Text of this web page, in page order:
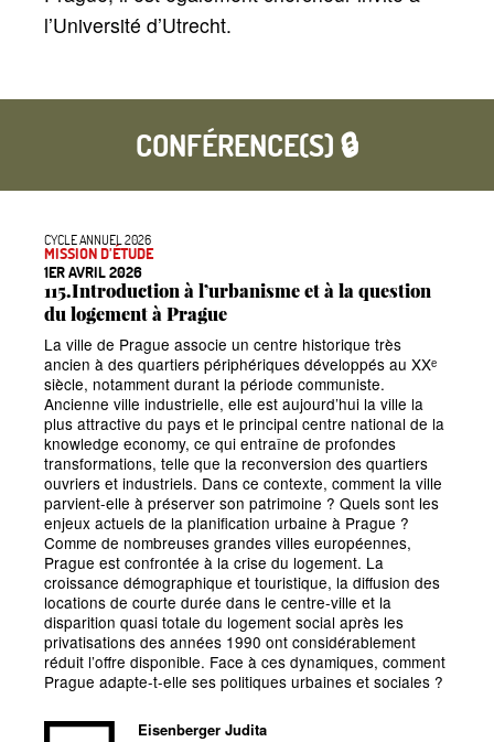
l’Université d’Utrecht.
CONFÉRENCE(S) 🔒
CYCLE ANNUEL 2026
MISSION D’ÉTUDE
1ER AVRIL 2026
115.Introduction à l’urbanisme et à la question
du logement à Prague
La ville de Prague associe un centre historique très
ancien à des quartiers périphériques développés au XXᵉ
siècle, notamment durant la période communiste.
Ancienne ville industrielle, elle est aujourd’hui la ville la
plus attractive du pays et le principal centre national de la
knowledge economy, ce qui entraîne de profondes
transformations, telle que la reconversion des quartiers
ouvriers et industriels. Dans ce contexte, comment la ville
parvient-elle à préserver son patrimoine ? Quels sont les
enjeux actuels de la planification urbaine à Prague ?
Comme de nombreuses grandes villes européennes,
Prague est confrontée à la crise du logement. La
croissance démographique et touristique, la diffusion des
locations de courte durée dans le centre-ville et la
disparition quasi totale du logement social après les
privatisations des années 1990 ont considérablement
réduit l’offre disponible. Face à ces dynamiques, comment
Prague adapte-t-elle ses politiques urbaines et sociales ?
Eisenberger Judita